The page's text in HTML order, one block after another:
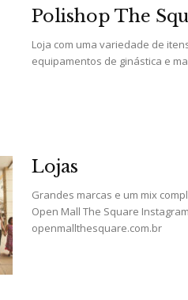
Notícias
Polishop The
Loja com uma variedade de
equipamentos de ginástica e
Lojas
Grandes marcas e um mix
Open Mall The Square
openmallthesquare.com.br